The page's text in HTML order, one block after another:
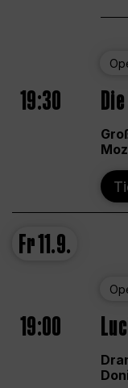
19:30
Fr11.9.
19:00